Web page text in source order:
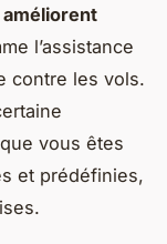
améliorent
l’assistance
contre les vols.
vous êtes
et prédéfinies,